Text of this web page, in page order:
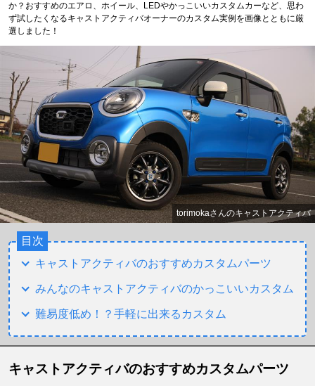
か？おすすめのエアロ、ホイール、LEDやかっこいいカスタムカーなど、思わ
ず試したくなるキャストアクティバオーナーのカスタム実例を画像とともに厳
選しました！
torimokaさんのキャストアクティバ
目次
キャストアクティバのおすすめカスタムパーツ
みんなのキャストアクティバのかっこいいカスタム
難易度低め！？手軽に出来るカスタム
キャストアクティバのおすすめカスタムパーツ